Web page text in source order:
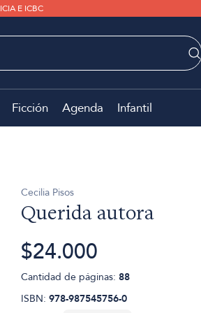
E ICBC
Ficción Agenda Infantil
Cecilia Pisos
Querida autora
$24.000
Cantidad de páginas: 88
ISBN: 978-987545756-0